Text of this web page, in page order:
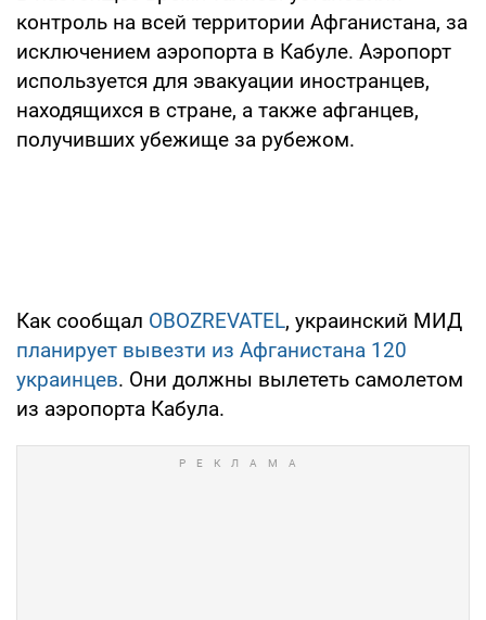
контроль на всей территории Афганистана, за
исключением аэропорта в Кабуле. Аэропорт
используется для эвакуации иностранцев,
находящихся в стране, а также афганцев,
получивших убежище за рубежом.
Как сообщал OBOZREVATEL, украинский МИД
планирует вывезти из Афганистана 120
украинцев. Они должны вылететь самолетом
из аэропорта Кабула.